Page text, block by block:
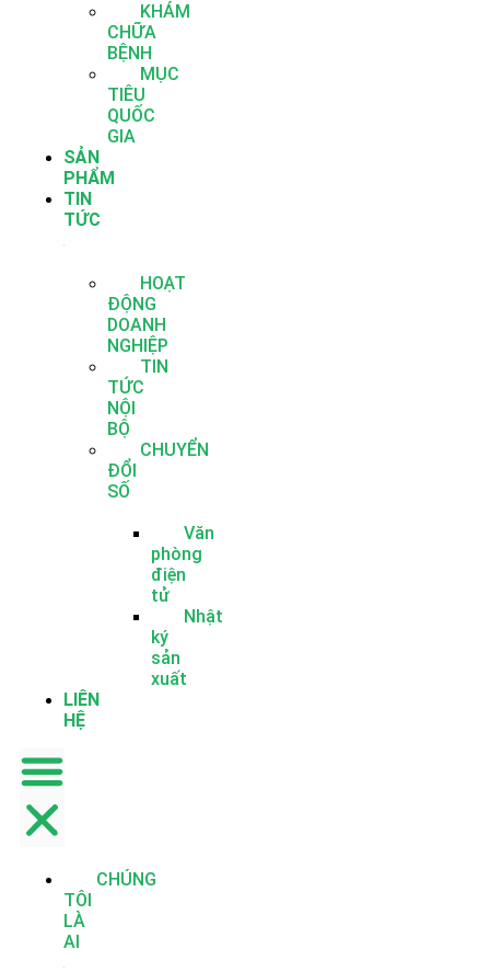
KHÁM
CHỮA
BỆNH
MỤC
TIÊU
QUỐC
GIA
SẢN
PHẨM
TIN
TỨC
HOẠT
ĐỘNG
DOANH
NGHIỆP
TIN
TỨC
NỘI
BỘ
CHUYỂN
ĐỔI
SỐ
Văn
phòng
điện
tử
Nhật
ký
sản
xuất
LIÊN
HỆ
CHÚNG
TÔI
LÀ
AI